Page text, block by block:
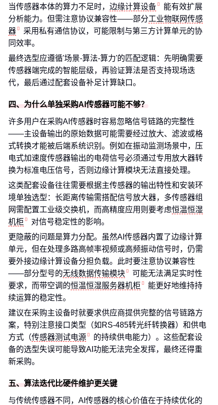
当传感器本体的算力不足时， 边缘计算设备
能有效扩展
分析能力。但需注意协议兼容性——部分工业物联网传感
器
采用私有通信协议，可能限制与第三方计算单元的协
同效率。
最终选型应遵循'场景-算法-算力'的匹配逻辑：先明确需要
传感器端完成的智能层级，再验证算法是否支持现场迭
代，最后通过配套设备补足计算缺口。
四、为什么单独采购AI传感器可能不够？
许多用户在采购AI传感器时容易忽略信号链路的完整性
——主设备输出的原始数据可能需要经过放大、滤波或格
式转换才能被后端系统识别。例如在振动监测场景中，压
电式加速度传感器输出的电荷信号必须通过专用放大器转
换为标准电压信号，否则边缘计算模块无法直接处理。
这类配套设备往往需要根据主传感器的输出特性和安装环
境单独选型：长距离传输需搭配信号放大器，多传感器组
网需配置工业级交换机，而高精度应用则要考虑恒温恒湿
机柜
对信号稳定性的影响。
更隐蔽的问题是算力分配。虽然AI传感器内置了边缘计算
单元，但在处理多路高帧率视频或高频振动信号时，仍需
要外接边缘计算设备分担负载。此时要注意协议兼容性
——部分型号的无线数据传输模块
可能无法满足实时性
要求，而带空调的恒温恒湿服务器机柜
能更好地维持持
续运算的稳定性。
建议在采购主设备时就要求供应商提供完整的信号链路方
案，特别注意接口类型（如RS-485转光纤转换器）和供电
方式（传感器测试电源
的持续供电能力）。这些配套设
备的选型失误可能导致AI功能无法完全发挥，最终还得重
新采购。
五、算法迭代比硬件维护更关键
与传统传感器不同，AI传感器的核心价值在于持续优化的